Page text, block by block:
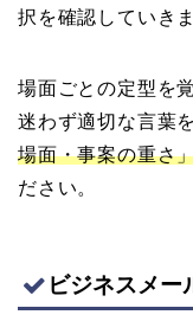
択を確認していき
場面ごとの定型を
迷わず適切な言葉
場面・事案の重さ
ださい。
ビジネスメー